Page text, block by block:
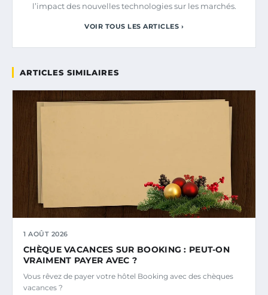
l’impact des nouvelles technologies sur les marchés.
VOIR TOUS LES ARTICLES ›
ARTICLES SIMILAIRES
1 AOÛT 2026
CHÈQUE VACANCES SUR BOOKING : PEUT-ON
VRAIMENT PAYER AVEC ?
Vous rêvez de payer votre hôtel Booking avec des chèques
vacances ?